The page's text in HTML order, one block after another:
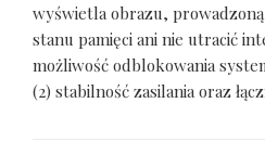
wyświetla obrazu,
stanu pamięci ani nie utracić
możliwość odblokowania
(2) stabilność zasilania oraz